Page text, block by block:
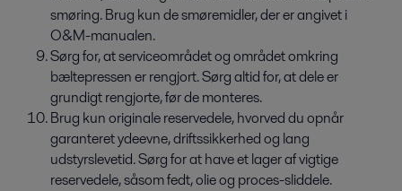
smøring. Brug kun de smøremidler, der er angivet i
O&M-manualen.
Sørg for, at serviceområdet og området omkring
bæltepressen er rengjort. Sørg altid for, at dele er
grundigt rengjorte, før de monteres.
Brug kun originale reservedele, hvorved du opnår
garanteret ydeevne, driftssikkerhed og lang
udstyrslevetid. Sørg for at have et lager af vigtige
reservedele, såsom fedt, olie og proces-sliddele.